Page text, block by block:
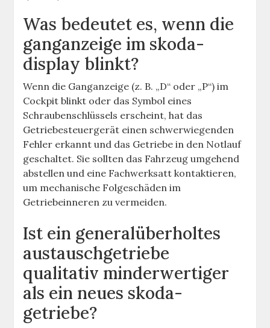
Was bedeutet es, wenn die
ganganzeige im skoda-
display blinkt?
Wenn die Ganganzeige (z. B. „D“ oder „P“) im
Cockpit blinkt oder das Symbol eines
Schraubenschlüssels erscheint, hat das
Getriebesteuergerät einen schwerwiegenden
Fehler erkannt und das Getriebe in den Notlauf
geschaltet. Sie sollten das Fahrzeug umgehend
abstellen und eine Fachwerksatt kontaktieren,
um mechanische Folgeschäden im
Getriebeinneren zu vermeiden.
Ist ein generalüberholtes
austauschgetriebe
qualitativ minderwertiger
als ein neues skoda-
getriebe?